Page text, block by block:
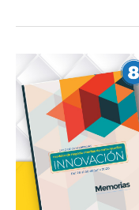
de
conferencias
“Innovación
de
Modelos
de
Negocio
para